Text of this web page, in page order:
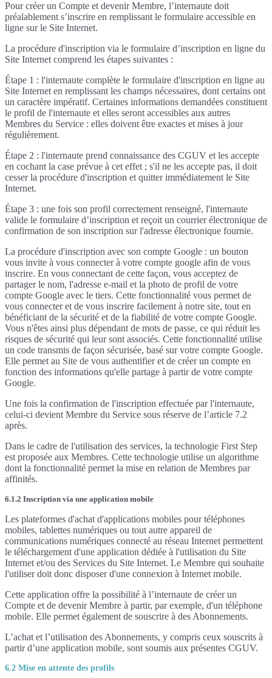
Pour créer un Compte et devenir Membre, l’internaute doit
préalablement s’inscrire en remplissant le formulaire accessible en
ligne sur le Site Internet.
La procédure d'inscription via le formulaire d’inscription en ligne du
Site Internet comprend les étapes suivantes :
Étape 1 : l'internaute complète le formulaire d'inscription en ligne au
Site Internet en remplissant les champs nécessaires, dont certains ont
un caractère impératif. Certaines informations demandées constituent
le profil de l'internaute et elles seront accessibles aux autres
Membres du Service : elles doivent être exactes et mises à jour
régulièrement.
Étape 2 : l'internaute prend connaissance des CGUV et les accepte
en cochant la case prévue à cet effet ; s'il ne les accepte pas, il doit
cesser la procédure d'inscription et quitter immédiatement le Site
Internet.
Étape 3 : une fois son profil correctement renseigné, l'internaute
valide le formulaire d’inscription et reçoit un courrier électronique de
confirmation de son inscription sur l'adresse électronique fournie.
La procédure d'inscription avec son compte Google : un bouton
vous invite à vous connecter à votre compte google afin de vous
inscrire. En vous connectant de cette façon, vous acceptez de
partager le nom, l'adresse e-mail et la photo de profil de votre
compte Google avec le tiers. Cette fonctionnalité vous permet de
vous connecter et de vous inscrire facilement à notre site, tout en
bénéficiant de la sécurité et de la fiabilité de votre compte Google.
Vous n'êtes ainsi plus dépendant de mots de passe, ce qui réduit les
risques de sécurité qui leur sont associés. Cette fonctionnalité utilise
un code transmis de façon sécurisée, basé sur votre compte Google.
Elle permet au Site de vous authentifier et de créer un compte en
fonction des informations qu'elle partage à partir de votre compte
Google.
Une fois la confirmation de l'inscription effectuée par l'internaute,
celui-ci devient Membre du Service sous réserve de l’article 7.2
après.
Dans le cadre de l'utilisation des services, la technologie First Step
est proposée aux Membres. Cette technologie utilise un algorithme
dont la fonctionnalité permet la mise en relation de Membres par
affinités.
6.1.2 Inscription via une application mobile
Les plateformes d'achat d'applications mobiles pour téléphones
mobiles, tablettes numériques ou tout autre appareil de
communications numériques connecté au réseau Internet permettent
le téléchargement d'une application dédiée à l'utilisation du Site
Internet et/ou des Services du Site Internet. Le Membre qui souhaite
l'utiliser doit donc disposer d'une connexion à Internet mobile.
Cette application offre la possibilité à l’internaute de créer un
Compte et de devenir Membre à partir, par exemple, d'un téléphone
mobile. Elle permet également de souscrire à des Abonnements.
L’achat et l’utilisation des Abonnements, y compris ceux souscrits à
partir d’une application mobile, sont soumis aux présentes CGUV.
6.2 Mise en attente des profils